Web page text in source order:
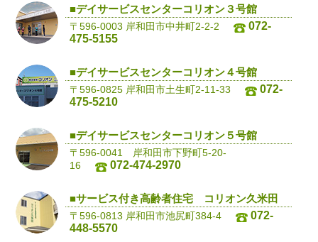
■デイサービスセンターコリオン３号館
〒596-0003 岸和田市中井町2-2-2
072-
475-5155
■デイサービスセンターコリオン４号館
〒596-0825 岸和田市土生町2-11-33
072-
475-5210
■デイサービスセンターコリオン５号館
〒596-0041 岸和田市下野町5-20-
16
072-474-2970
■サービス付き高齢者住宅 コリオン久米田
〒596-0813 岸和田市池尻町384-4
072-
448-5570